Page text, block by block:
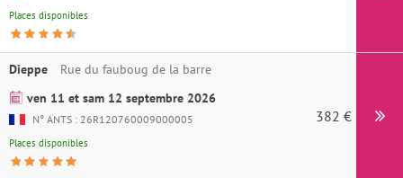
Places disponibles
Dieppe
Rue du fauboug de la barre
ven 11 et sam 12 septembre 2026
N° ANTS : 26R120760009000005
Places disponibles
382 €